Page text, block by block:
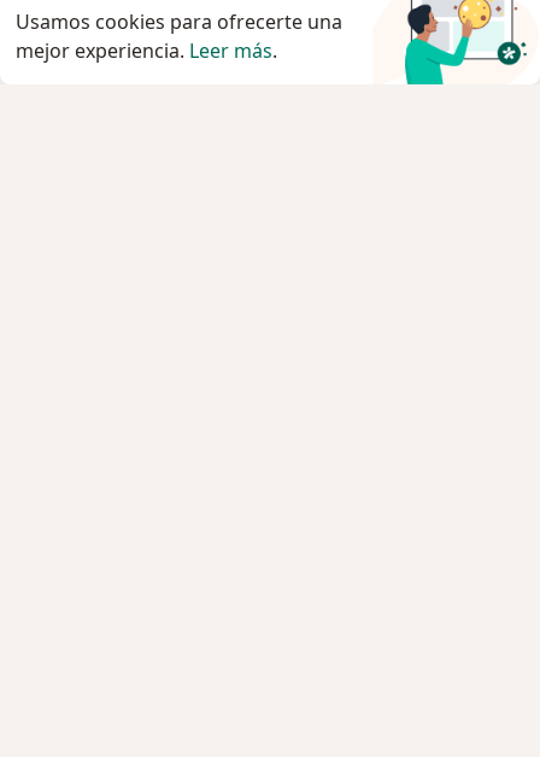
Usamos cookies para ofrecerte una
mejor experiencia. Leer más.